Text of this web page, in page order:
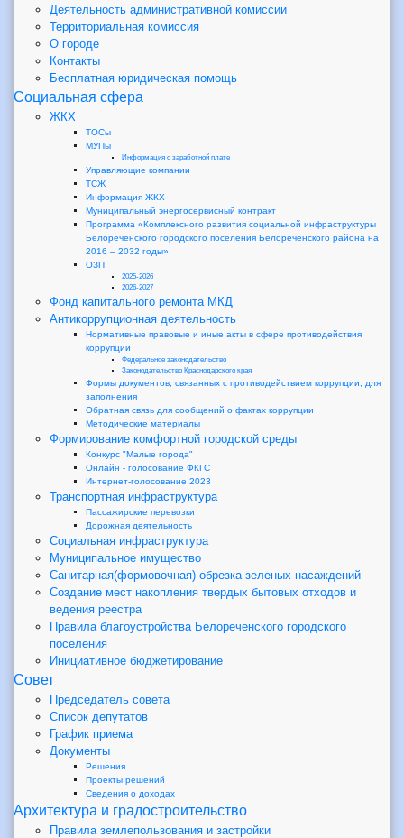
Деятельность административной комиссии
Территориальная комиссия
О городе
Контакты
Бесплатная юридическая помощь
Социальная сфера
ЖКХ
ТОСы
МУПы
Информация о заработной плате
Управляющие компании
ТСЖ
Информация-ЖКХ
Муниципальный энергосервисный контракт
Программа «Комплексного развития социальной инфраструктуры
Белореченского городского поселения Белореченского района на
2016 – 2032 годы»
ОЗП
2025-2026
2026-2027
Фонд капитального ремонта МКД
Антикоррупционная деятельность
Нормативные правовые и иные акты в сфере противодействия
коррупции
Федеральное законодательство
Законодательство Краснодарского края
Формы документов, связанных с противодействием коррупции, для
заполнения
Обратная связь для сообщений о фактах коррупции
Методические материалы
Формирование комфортной городской среды
Конкурс "Малые города"
Онлайн - голосование ФКГС
Интернет-голосование 2023
Транспортная инфраструктура
Пассажирские перевозки
Дорожная деятельность
Социальная инфраструктура
Муниципальное имущество
Санитарная(формовочная) обрезка зеленых насаждений
Создание мест накопления твердых бытовых отходов и
ведения реестра
Правила благоустройства Белореченского городского
поселения
Инициативное бюджетирование
Совет
Председатель совета
Список депутатов
График приема
Документы
Решения
Проекты решений
Сведения о доходах
Архитектура и градостроительство
Правила землепользования и застройки